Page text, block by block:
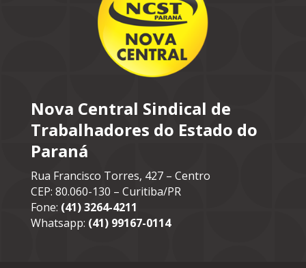
Nova Central Sindical de
Trabalhadores do Estado do
Paraná
Rua Francisco Torres, 427 – Centro
CEP: 80.060-130 – Curitiba/PR
Fone: (41) 3264-4211
Whatsapp: (41) 99167-0114